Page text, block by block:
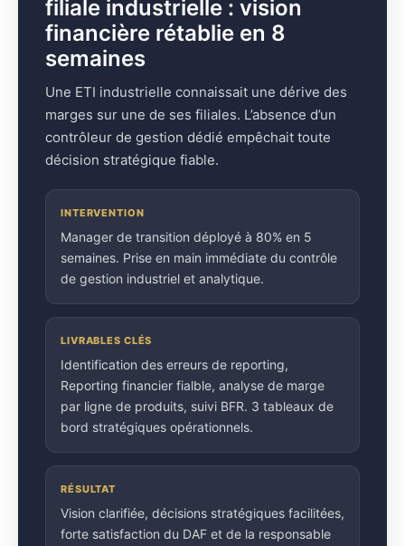
filiale industrielle : vision
financière rétablie en 8
semaines
Une ETI industrielle connaissait une dérive des
marges sur une de ses filiales. L’absence d’un
contrôleur de gestion dédié empêchait toute
décision stratégique fiable.
INTERVENTION
Manager de transition déployé à 80% en 5
semaines. Prise en main immédiate du contrôle
de gestion industriel et analytique.
LIVRABLES CLÉS
Identification des erreurs de reporting,
Reporting financier fialble, analyse de marge
par ligne de produits, suivi BFR. 3 tableaux de
bord stratégiques opérationnels.
RÉSULTAT
Vision clarifiée, décisions stratégiques facilitées,
forte satisfaction du DAF et de la responsable